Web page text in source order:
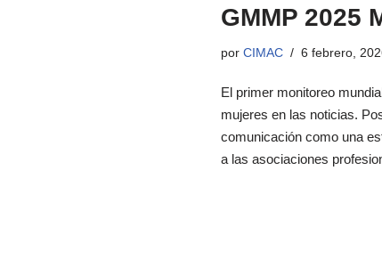
GMMP 2025
porCIMAC 6 febrero,
El primer monitoreo
mujeres en las noticias.
comunicación como una
a las asociaciones